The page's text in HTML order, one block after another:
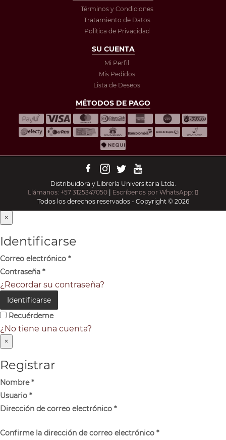
Términos y Condiciones
Tratamiento de Datos
Política de Privacidad
SU CUENTA
Mi Perfil
Mis Pedidos
Lista de Deseos
MÉTODOS DE PAGO
Distribuidora y Librería Universitaria Ltda.
Llámanos: +57 3125347050 | Escríbenos por WhatsApp:
Todos los derechos reservados - Copyright © 2026
×
Identificarse
Correo electrónico *
Contraseña *
¿Recordar su contraseña?
Identificarse
Recuérdeme
¿No tiene una cuenta?
×
Registrar
Nombre*
Usuario *
Dirección de correo electrónico *
Confirme la dirección de correo electrónico *